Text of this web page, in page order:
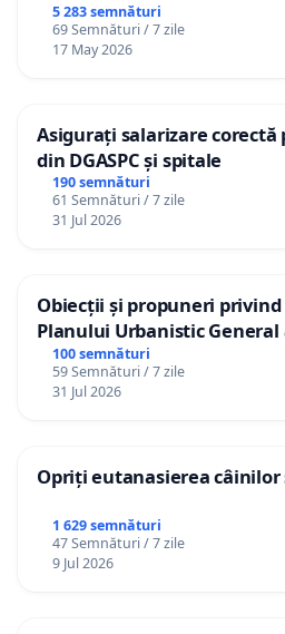
5 283 semnături
69 Semnături / 7 zile
17 May 2026
Asigurați salarizare
din DGASPC și spitale
190 semnături
61 Semnături / 7 zile
31 Jul 2026
Obiecții și propuneri
Planului Urbanistic
100 semnături
59 Semnături / 7 zile
31 Jul 2026
Opriți eutanasierea câinilor
1 629 semnături
47 Semnături / 7 zile
9 Jul 2026